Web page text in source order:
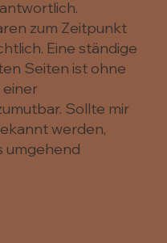
zum Zeitpunkt
Eine ständige
Seiten ist ohne
Sollte mir
werden,
umgehend